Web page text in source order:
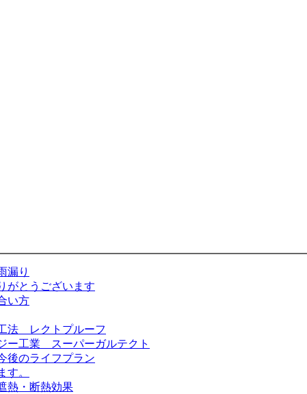
漏り
とうございます
い方
法 レクトプルーフ
ー工業 スーパーガルテクト
のライフプラン
。
熱・断熱効果